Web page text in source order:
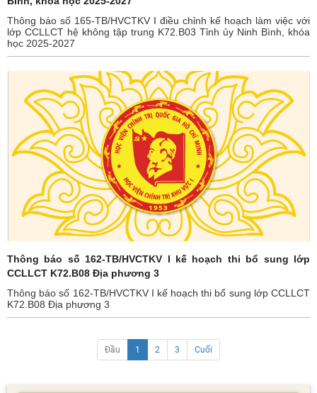
Thông báo số 165-TB/HVCTKV I điều chỉnh kế hoạch làm việc với
lớp CCLLCT hệ không tập trung K72.B03 Tỉnh ủy Ninh Bình, khóa
học 2025-2027
Thông báo số 162-TB/HVCTKV I kế hoạch thi bổ sung lớp
CCLLCT K72.B08 Địa phương 3
Thông báo số 162-TB/HVCTKV I kế hoạch thi bổ sung lớp CCLLCT
K72.B08 Địa phương 3
Đầu 1 2 3 Cuối